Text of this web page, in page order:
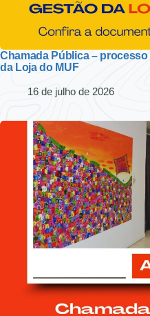
Chamada Pública –
da Loja do MUF
16 de julho de 2026